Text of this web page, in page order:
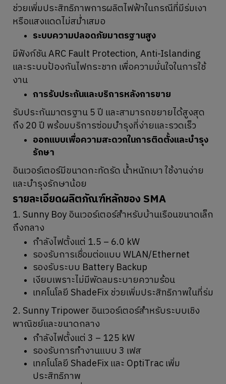
ช่วยเพิ่มประสิทธิภาพการผลิตไฟฟ้าในกรณีที่มีร่มเงา
หรือแสงแดดไม่สม่ำเสมอ
ระบบความปลอดภัยมาตรฐานสูง
มีฟังก์ชัน ARC Fault Protection, Anti-Islanding
และระบบป้องกันไฟกระชาก เพื่อความมั่นใจในการใช้
งาน
การรับประกันและบริการหลังการขาย
รับประกันมาตรฐาน 5 ปี และสามารถขยายได้สูงสุด
ถึง 20 ปี พร้อมบริการซ่อมบำรุงที่ง่ายและรวดเร็ว
ออกแบบเพื่อความสะดวกในการติดตั้งและบำรุง
รักษา
อินเวอร์เตอร์มีขนาดกะทัดรัด น้ำหนักเบา ใช้งานง่าย
และบำรุงรักษาน้อย
รายละเอียดผลิตภัณฑ์หลักของ SMA
1. Sunny Boy อินเวอร์เตอร์สำหรับบ้านเรือนขนาดเล็ก
ถึงกลาง
กำลังไฟตั้งแต่ 1.5 – 6.0 kW
รองรับการเชื่อมต่อแบบ WLAN/Ethernet
รองรับระบบ Battery Backup
เงียบเพราะไม่มีพัดลมระบายความร้อน
เทคโนโลยี ShadeFix ช่วยเพิ่มประสิทธิภาพในที่ร่ม
2. Sunny Tripower อินเวอร์เตอร์สำหรับระบบเชิง
พาณิชย์และขนาดกลาง
กำลังไฟตั้งแต่ 3 – 125 kW
รองรับการทำงานแบบ 3 เฟส
เทคโนโลยี ShadeFix และ OptiTrac เพิ่ม
ประสิทธิภาพ